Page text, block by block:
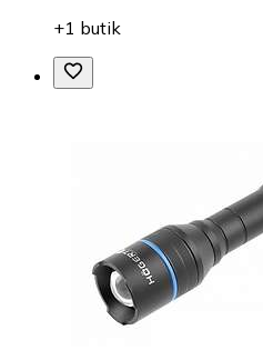
+1 butik